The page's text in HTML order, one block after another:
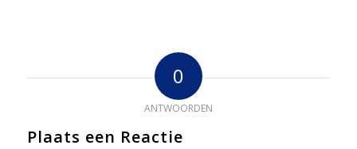
0
ANTWOORDEN
Plaats een Reactie